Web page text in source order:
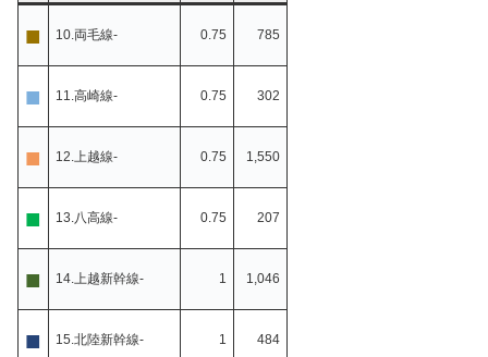
■ 10.両毛線- 0.75 785
■ 11.高崎線- 0.75 302
■ 12.上越線- 0.75 1,550
■ 13.八高線- 0.75 207
■ 14.上越新幹線- 1 1,046
■ 15.北陸新幹線- 1 484